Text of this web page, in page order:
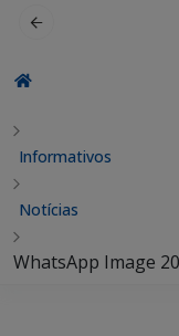
Informativos
Notícias
WhatsApp Image